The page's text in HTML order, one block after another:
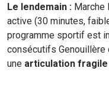
Le lendemain : Marche
active (30 minutes,
programme sportif est
consécutifs
une articulation fragile